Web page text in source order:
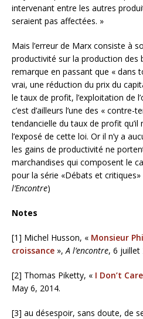
intervenant entre les autres
seraient pas affectées. »
Mais l’erreur de Marx consiste à
productivité sur la production des
remarque en passant que « dans
vrai, une réduction du prix du
le taux de profit, l’exploitation de
c’est d’ailleurs l’une des « contre-
tendancielle du taux de profit
l’exposé de cette loi. Or il n’y a
les gains de productivité ne
marchandises qui composent le
pour la série «Débats et
l’Encontre)
Notes
[1] Michel Husson, « Monsieur
croissance », A l’encontre, 6 juillet
[2] Thomas Piketty, « I Don’t
May 6, 2014.
[3] au désespoir, sans doute, de